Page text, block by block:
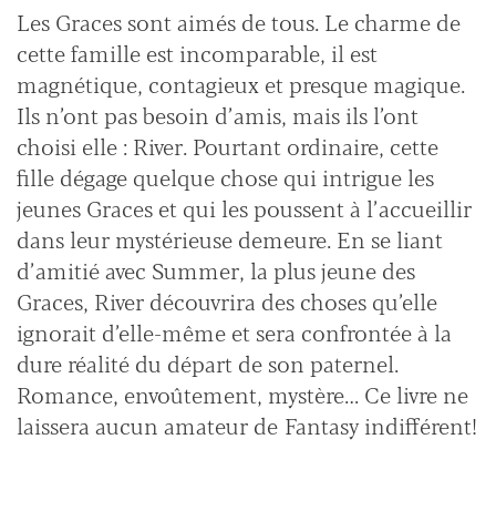
Les Graces sont aimés de tous. Le charme de
cette famille est incomparable, il est
magnétique, contagieux et presque magique.
Ils n’ont pas besoin d’amis, mais ils l’ont
choisi elle : River. Pourtant ordinaire, cette
fille dégage quelque chose qui intrigue les
jeunes Graces et qui les poussent à l’accueillir
dans leur mystérieuse demeure. En se liant
d’amitié avec Summer, la plus jeune des
Graces, River découvrira des choses qu’elle
ignorait d’elle-même et sera confrontée à la
dure réalité du départ de son paternel.
Romance, envoûtement, mystère… Ce livre ne
laissera aucun amateur de Fantasy indifférent!